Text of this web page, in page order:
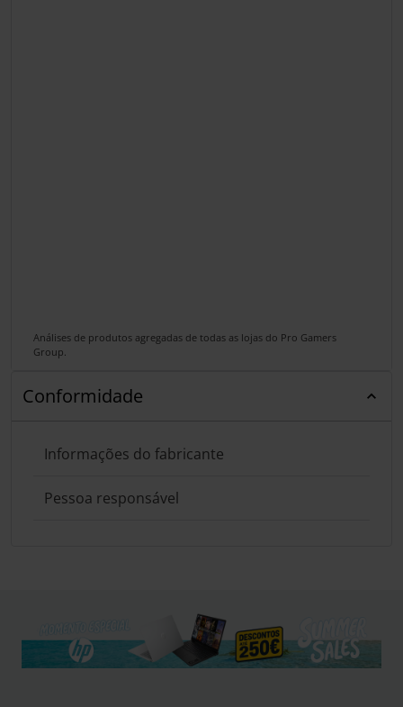
Análises de produtos agregadas de todas as lojas do Pro Gamers
Group.
Conformidade
Informações do fabricante
Pessoa responsável